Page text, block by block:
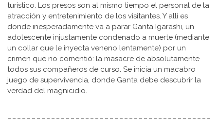
turístico. Los presos son al mismo tiempo el personal de la
atracción y entretenimiento de los visitantes. Y allí es
donde inesperadamente va a parar Ganta Igarashi, un
adolescente injustamente condenado a muerte (mediante
un collar que le inyecta veneno lentamente) por un
crimen que no comentió: la masacre de absolutamente
todos sus compañeros de curso. Se inicia un macabro
juego de supervivencia, donde Ganta debe descubrir la
verdad del magnicidio.